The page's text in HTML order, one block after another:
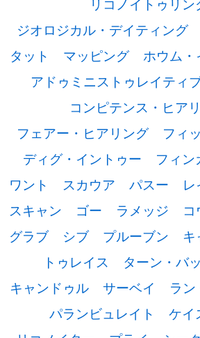
ジオロジカル・デイティング
タット
マッピング ホウム・
アドゥミニストゥレイティ
コンピテンス・ヒア
フェアー・ヒアリング
フィ
ディグ・イントゥー
フィン
ワント
スカウア パスー レ
スキャン
ゴー ラメッジ コ
グラブ
シブ プルーブン キ
トゥレイス
ターン・バ
キャンドゥル
サーベイ ラ
パランビュレイト
ケイ